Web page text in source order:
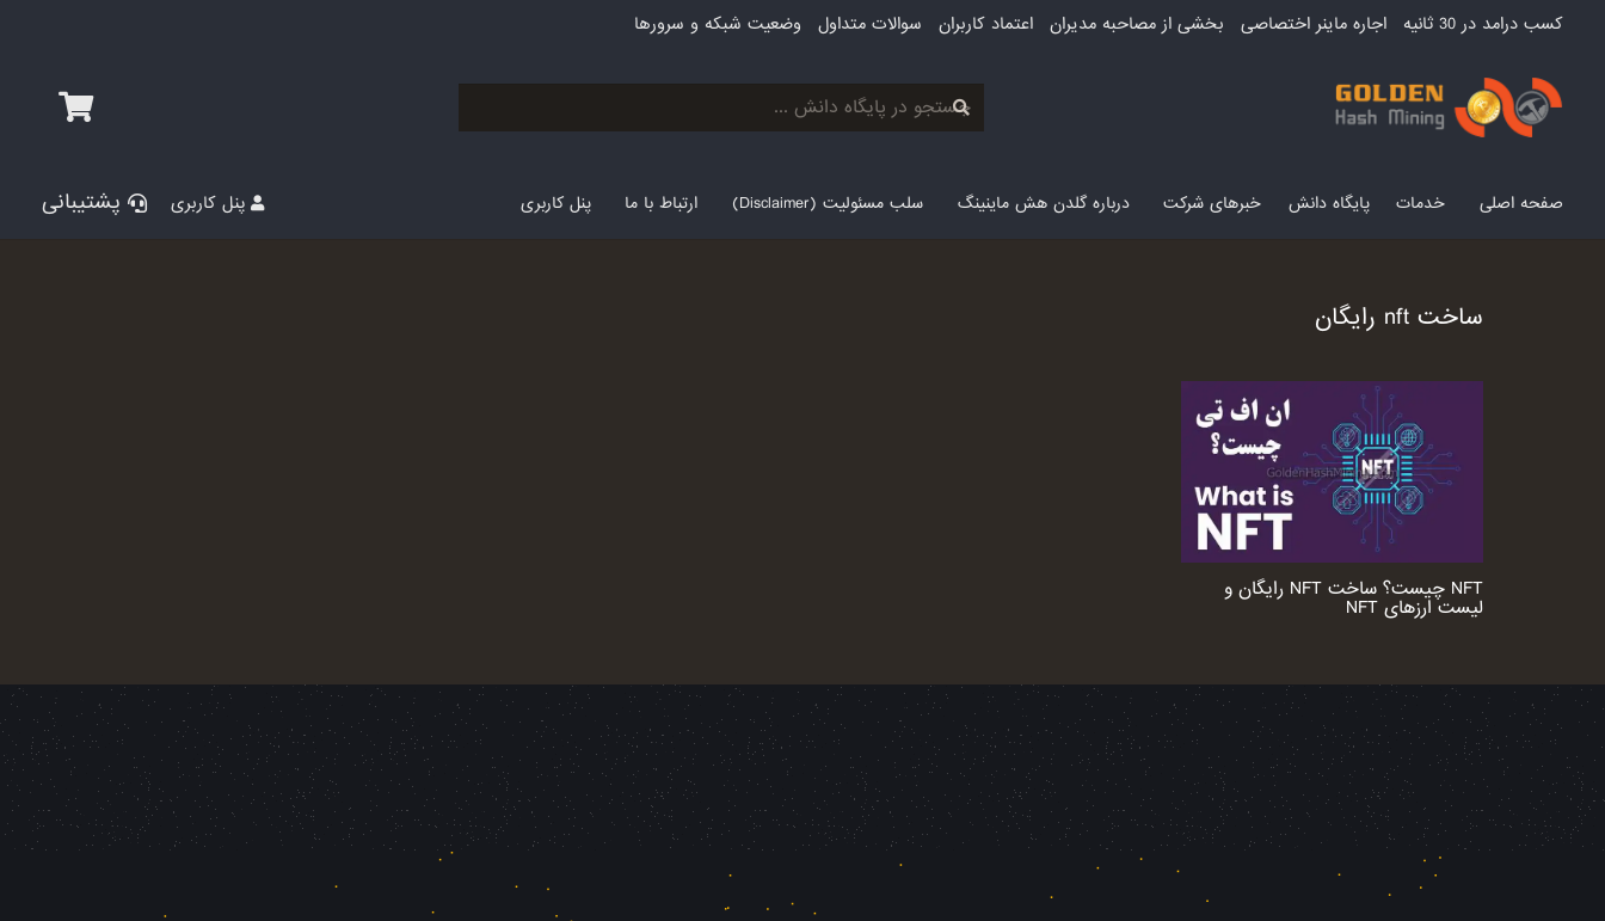
کسب درامد در 30 ثانیه اجاره ماینر اختصاصی بخشی از مصاحبه مدیران اعتماد کاربران سوالات متداول وضعیت شبکه و سرورها
صفحه اصلی خدمات پایگاه دانش خبرهای شرکت درباره گلدن هش ماینینگ سلب مسئولیت (Disclaimer) ارتباط با ما پنل کاربری پنل کاربری پشتیبانی
ساخت nft رایگان
NFT چیست؟ ساخت NFT رایگان و
لیست ارزهای NFT